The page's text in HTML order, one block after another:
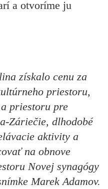
a otvoríme ju
získalo cenu za
priestoru,
priestoru pre
Záriečie, dlhodobé
aktivity a
na obnove
Novej synagógy
Marek Adamov.